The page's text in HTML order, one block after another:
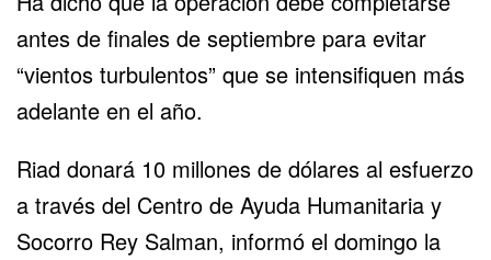
antes de finales de septiembre para evitar
“vientos turbulentos” que se intensifiquen más
adelante en el año.
Riad donará 10 millones de dólares al esfuerzo
a través del Centro de Ayuda Humanitaria y
Socorro Rey Salman, informó el domingo la